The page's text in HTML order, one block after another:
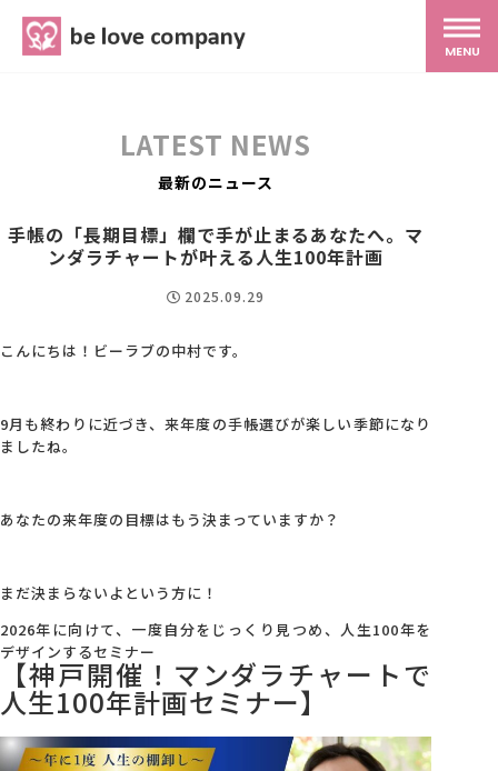
MENU
SNS広報
採用情報
お問い合わせ
LATEST NEWS
最新のニュース
手帳の「長期目標」欄で手が止まるあなたへ。マ
ンダラチャートが叶える人生100年計画
2025.09.29
こんにちは！ビーラブの中村です。
9月も終わりに近づき、来年度の手帳選びが楽しい季節になり
ましたね。
あなたの来年度の目標はもう決まっていますか？
まだ決まらないよという方に！
2026年に向けて、一度自分をじっくり見つめ、人生100年を
デザインするセミナー
【神戸開催！マンダラチャートで
人生100年計画セミナー】